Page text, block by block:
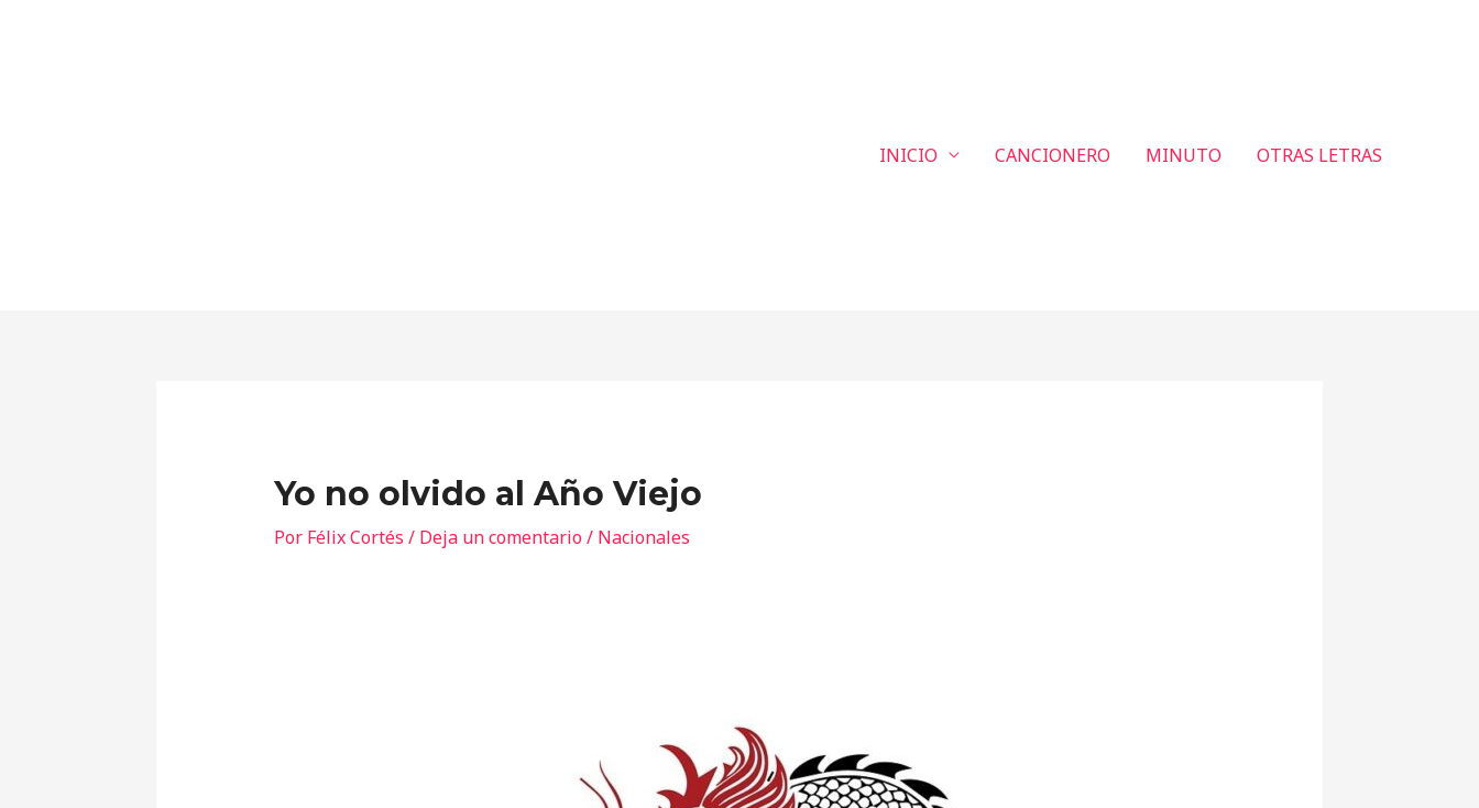
INICIO CANCIONERO MINUTO OTRAS LETRAS
Yo no olvido al Año Viejo
Por Félix Cortés / Deja un comentario/ Nacionales